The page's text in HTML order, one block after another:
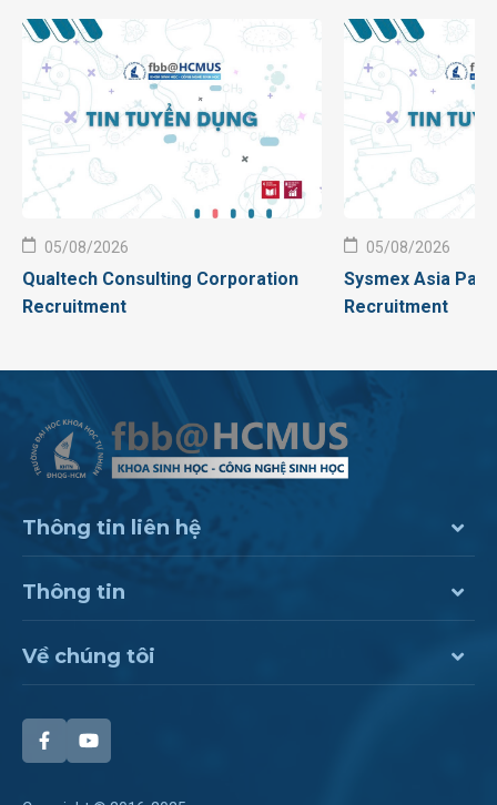
05/08/2026
Qualtech Consulting Corporation
Recruitment
05/08/2026
Sysmex Asia
Recruitment
Thông tin liên hệ
Thông tin
Về chúng tôi